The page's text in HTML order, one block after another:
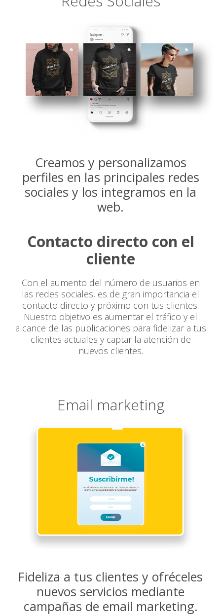
Creamos y personalizamos
perfiles en las principales redes
sociales y los integramos en la
web.
Contacto directo con el
cliente
Con el aumento del número de usuarios en
las redes sociales, es de gran importancia el
contacto directo y próximo con tus clientes.
Nuestro objetivo es aumentar el tráfico y el
alcance de las publicaciones para fidelizar a tus
clientes actuales y captar la atención de
nuevos clientes.
Email marketing
Fideliza a tus clientes y ofréceles
nuevos servicios mediante
campañas de email marketing.